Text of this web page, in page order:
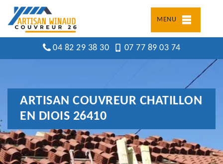
MENU
04 82 29 38 30 07 77 89 03 74
ARTISAN COUVREUR CHATILLON
EN DIOIS 26410